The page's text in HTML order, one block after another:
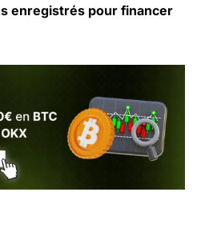
enregistrés pour financer